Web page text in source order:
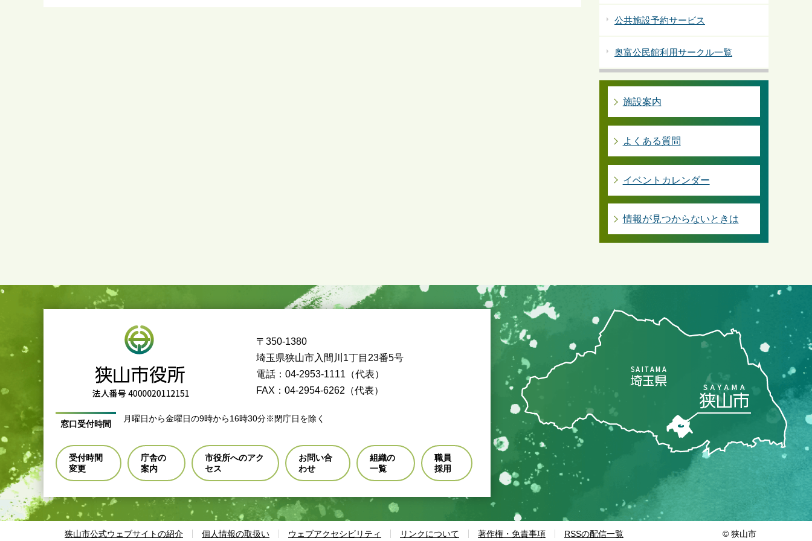
公共施設予約サービス
奥富公民館利用サークル一覧
施設案内
よくある質問
イベントカレンダー
情報が見つからないときは
〒350-1380
埼玉県狭山市入間川1丁目23番5号
電話：04-2953-1111（代表）
FAX：04-2954-6262（代表）
窓口受付時間
月曜日から金曜日の9時から16時30分※閉庁日を除く
受付時間
変更
庁舎の
案内
市役所へのアク
セス
お問い合
わせ
組織の
一覧
職員
採用
狭山市公式ウェブサイトの紹介 個人情報の取扱い ウェブアクセシビリティ リンクについて 著作権・免責事項 RSSの配信一覧 © 狭山市